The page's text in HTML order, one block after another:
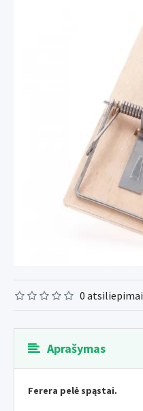
0 atsiliepimai
Aprašymas
Ferera pelė spąstai.